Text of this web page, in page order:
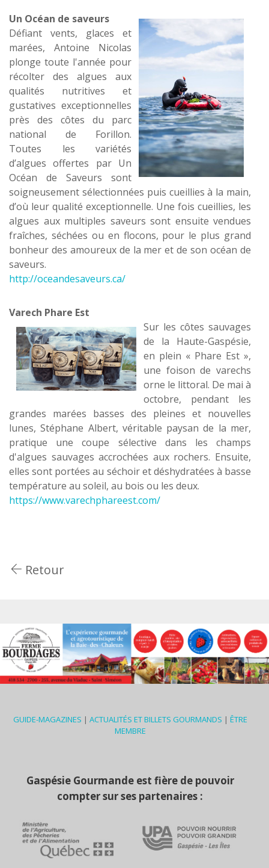
Un Océan de saveurs
Défiant vents, glaces et
marées, Antoine Nicolas
plonge toute l'année pour
récolter des algues aux
qualités nutritives et
gustatives exceptionnelles
près des côtes du parc
national de Forillon.
Toutes les variétés
d’algues offertes par Un
Océan de Saveurs sont
soigneusement sélectionnées puis cueillies à la main,
d’où leur qualité exceptionnelle. Une fois cueillies, les
algues aux multiples saveurs sont ensuite vendues
fraîches, séchées ou en flocons, pour le plus grand
bonheur des amoureux de la mer et de son océan de
saveurs.
http://oceandesaveurs.ca/
Varech Phare Est
Sur les côtes sauvages
de la Haute-Gaspésie,
en plein « Phare Est »,
une foison de varechs
orne le littoral. De mai à
octobre, pendant les
grandes marées basses des pleines et nouvelles
lunes, Stéphane Albert, véritable paysan de la mer,
pratique une coupe sélective dans les champs
d'algues sauvages accrochées aux rochers. Ensuite,
elles sont portées au séchoir et déshydratées à basse
température au soleil, au bois ou les deux.
https://www.varechphareest.com/
Retour
GUIDE-MAGAZINES | ACTUALITÉS ET BILLETS GOURMANDS | ÊTRE
MEMBRE
Gaspésie Gourmande est fière de pouvoir
compter sur ses partenaires :